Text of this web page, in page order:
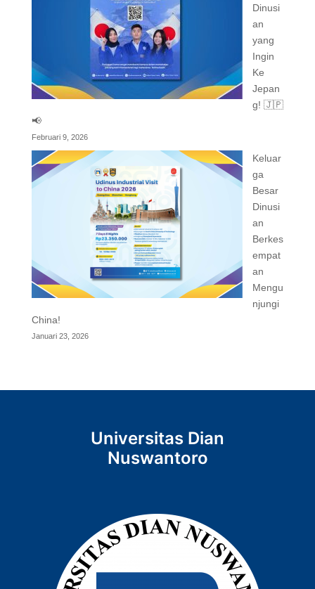
Dinusi
an
yang
Ingin
Ke
Jepan
g! 🇯🇵
📢
Februari 9, 2026
Keluar
ga
Besar
Dinusi
an
Berkes
empat
an
Mengu
njungi
China!
Januari 23, 2026
Universitas Dian
Nuswantoro